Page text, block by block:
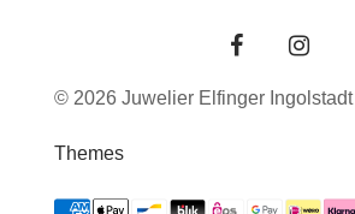
© 2026 Juwelier Elfinger Ingolstadt
Themes